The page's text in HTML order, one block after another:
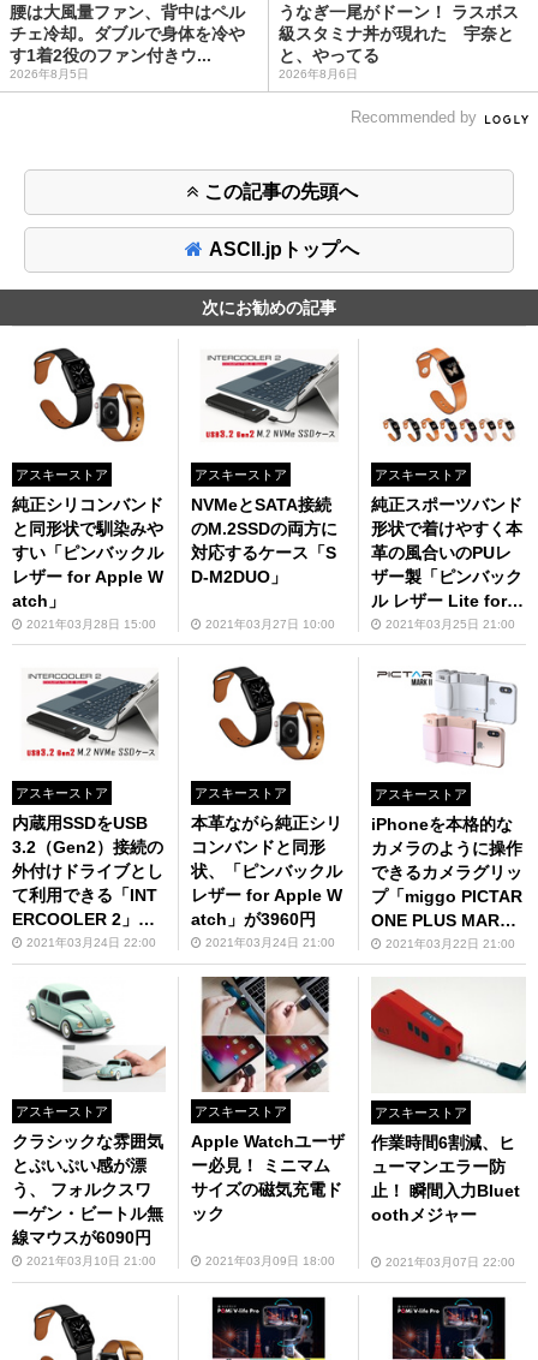
腰は大風量ファン、背中はペル
チェ冷却。ダブルで身体を冷や
す1着2役のファン付きウ...
2026年8月5日
うなぎ一尾がドーン！ ラスボス
級スタミナ丼が現れた 宇奈と
と、やってる
2026年8月6日
Recommended by
この記事の先頭へ
ASCII.jpトップへ
次にお勧めの記事
アスキーストア
純正シリコンバンド
と同形状で馴染みや
すい「ピンバックル
レザー for Apple W
atch」
2021年03月28日 15:00
アスキーストア
NVMeとSATA接続
のM.2SSDの両方に
対応するケース「S
D-M2DUO」
2021年03月27日 10:00
アスキーストア
純正スポーツバンド
形状で着けやすく本
革の風合いのPUレ
ザー製「ピンバック
ル レザー Lite for A
pple Watch」が288
0円
2021年03月25日 21:00
アスキーストア
内蔵用SSDをUSB
3.2（Gen2）接続の
外付けドライブとし
て利用できる「INT
ERCOOLER 2」が5
300円
2021年03月24日 22:00
アスキーストア
本革ながら純正シリ
コンバンドと同形
状、「ピンバックル
レザー for Apple W
atch」が3960円
2021年03月24日 21:00
アスキーストア
iPhoneを本格的な
カメラのように操作
できるカメラグリッ
プ「miggo PICTAR
ONE PLUS MARK II
J」が25％オフ！
2021年03月22日 21:00
アスキーストア
クラシックな雰囲気
とぷいぷい感が漂
う、 フォルクスワ
ーゲン・ビートル無
線マウスが6090円
2021年03月10日 21:00
アスキーストア
Apple Watchユーザ
ー必見！ ミニマム
サイズの磁気充電ド
ック
2021年03月09日 18:00
アスキーストア
作業時間6割減、ヒ
ューマンエラー防
止！ 瞬間入力Bluet
oothメジャー
2021年03月07日 22:00